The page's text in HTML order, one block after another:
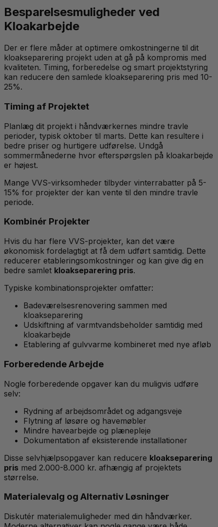
Besparelsesmuligheder ved
Kloakarbejde
Der er flere måder at optimere omkostningerne til dit
kloakseparering projekt uden at gå på kompromis med
kvaliteten. Timing, forberedelse og smart projektstyring
kan reducere den samlede kloakseparering pris med 10-
25%.
Timing af Projektet
Planlæg dit projekt i håndværkernes mindre travle
perioder, typisk oktober til marts. Dette kan resultere i
bedre priser og hurtigere udførelse. Undgå
sommermånederne hvor efterspørgslen på kloakarbejde
er højest.
Mange VVS-virksomheder tilbyder vinterrabatter på 5-
15% for projekter der kan vente til den mindre travle
periode.
Kombinér Projekter
Hvis du har flere VVS-projekter, kan det være
økonomisk fordelagtigt at få dem udført samtidig. Dette
reducerer etableringsomkostninger og kan give dig en
bedre samlet kloakseparering pris.
Typiske kombinationsprojekter omfatter:
Badeværelsesrenovering sammen med
kloakseparering
Udskiftning af varmtvandsbeholder samtidig med
kloakarbejde
Etablering af gulvvarme kombineret med nye afløb
Forberedende Arbejde
Nogle forberedende opgaver kan du muligvis udføre
selv:
Rydning af arbejdsområdet og adgangsveje
Flytning af løsøre og havemøbler
Mindre havearbejde og plænepleje
Dokumentation af eksisterende installationer
Disse selvhjælpsopgaver kan reducere kloakseparering
pris med 2.000-8.000 kr. afhængig af projektets
størrelse.
Materialevalg og Alternativ Løsninger
Diskutér materialemuligheder med din håndværker.